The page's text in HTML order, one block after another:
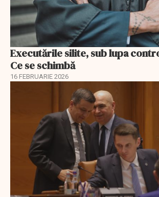
Executările silite, sub lupa
Ce se schimbă
16 FEBRUARIE 2026